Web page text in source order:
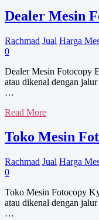
Fotocopy
Canon
Dealer Mesin
Rachmad Jual Harga
0
Dealer Mesin Fotocopy
atau dikenal dengan
…
Dealer
Fotocopy
Epson
Read More
Toko Mesin
Rachmad Jual Harga
0
Toko Mesin Fotocopy
atau dikenal dengan
…